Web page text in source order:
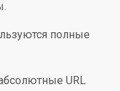
полные
URL